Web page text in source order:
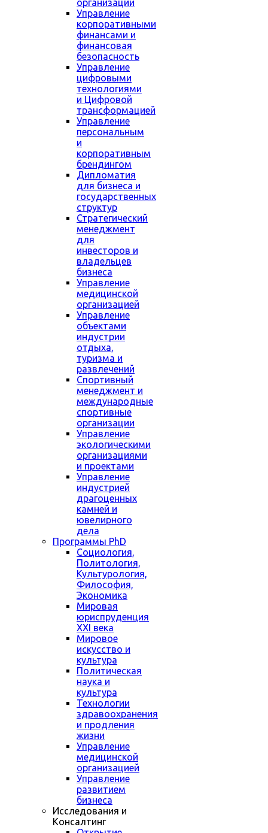
организации
Управление
корпоративными
финансами и
финансовая
безопасность
Управление
цифровыми
технологиями
и Цифровой
трансформацией
Управление
персональным
и
корпоративным
брендингом
Дипломатия
для бизнеса и
государственных
структур
Стратегический
менеджмент
для
инвесторов и
владельцев
бизнеса
Управление
медицинской
организацией
Управление
объектами
индустрии
отдыха,
туризма и
развлечений
Спортивный
менеджмент и
международные
спортивные
организации
Управление
экологическими
организациями
и проектами
Управление
индустрией
драгоценных
камней и
ювелирного
дела
Программы PhD
Социология,
Политология,
Культурология,
Философия,
Экономика
Мировая
юриспруденция
XXI века
Мировое
искусство и
культура
Политическая
наука и
культура
Технологии
здравоохранения
и продления
жизни
Управление
медицинской
организацией
Управление
развитием
бизнеса
Исследования и
Консалтинг